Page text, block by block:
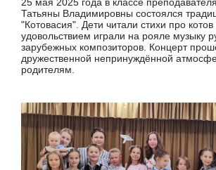
25 мая 2025 года в классе
Татьяны Владимировны состоялся
"Котовасия". Дети читали стихи про котов
удовольствием играли на рояле музыку
зарубежных композиторов. Концерт
дружественной непринуждённой
родителям.